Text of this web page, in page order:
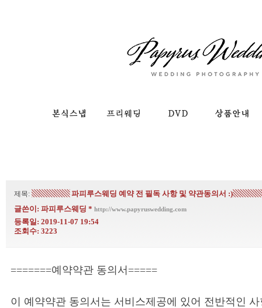
제목: ▧▧▧▧▧ 파피루스웨딩 예약 전 필독 사항 및 약관동의서
글쓴이: 파피루스웨딩 * http://www.papyruswedding.com
등록일: 2019-11-07 19:54
조회수: 3223
=======예약약관 동의서=====
이 예약약관 동의서는 서비스제공에 있어 전반적인